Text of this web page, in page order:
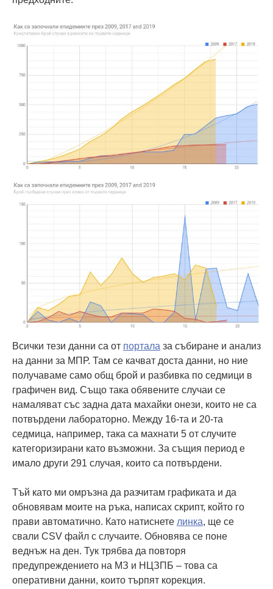
Всички тези данни са от портала за събиране и анализ
на данни за МПР. Там се качват доста данни, но ние
получаваме само общ брой и разбивка по седмици в
графичен вид. Също така обявените случаи се
намаляват със задна дата махайки онези, които не са
потвърдени лабораторно. Между 16-та и 20-та
седмица, например, така са махнати 5 от случите
категоризирани като възможни. За същия период е
имало други 291 случая, които са потвърдени.
Тъй като ми омръзна да разчитам графиката и да
обновявам моите на ръка, написах скрипт, който го
прави автоматично. Като натиснете линка, ще се
свали CSV файл с случаите. Обновява се поне
веднъж на ден. Тук трябва да повторя
предупреждението на МЗ и НЦЗПБ – това са
оперативни данни, които търпят корекция.